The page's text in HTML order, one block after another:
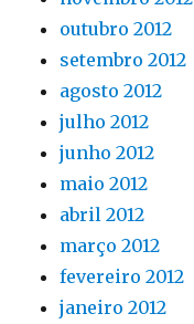
outubro 2012
setembro 2012
agosto 2012
julho 2012
junho 2012
maio 2012
abril 2012
março 2012
fevereiro 2012
janeiro 2012